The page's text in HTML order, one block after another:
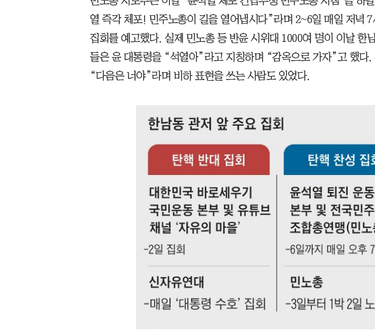
열 즉각 체포! 민주노총이 길을 열어냅시다”라며 2~6일 매일 저녁 7
집회를 예고했다. 실제 민노총 등 반윤 시위대 1000여 명이 이날 한
들은 윤 대통령을 “석열아”라고 지칭하며 “감옥으로 가자”고 했다.
“다음은 너야”라며 비하 표현을 쓰는 사람도 있었다.